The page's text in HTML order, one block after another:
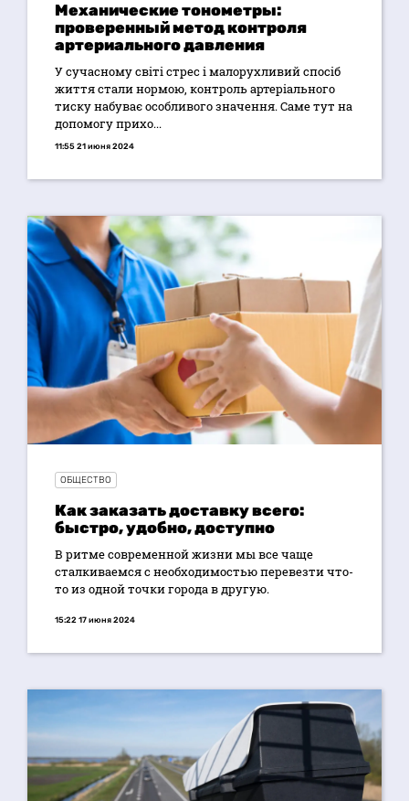
Механические тонометры:
проверенный метод контроля
артериального давления
У сучасному світі стрес і малорухливий спосіб
життя стали нормою, контроль артеріального
тиску набуває особливого значення. Саме тут на
допомогу прихо...
11:55 21 июня 2024
ОБЩЕСТВО
Как заказать доставку всего:
быстро, удобно, доступно
В ритме современной жизни мы все чаще
сталкиваемся с необходимостью перевезти что-
то из одной точки города в другую.
15:22 17 июня 2024